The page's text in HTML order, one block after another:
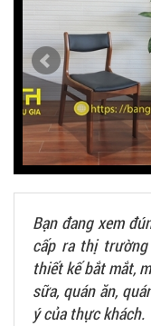
Bạn đang xem
cấp ra thị trường
thiết kế bắt mắt,
sữa, quán ăn,
ý của thực khách.